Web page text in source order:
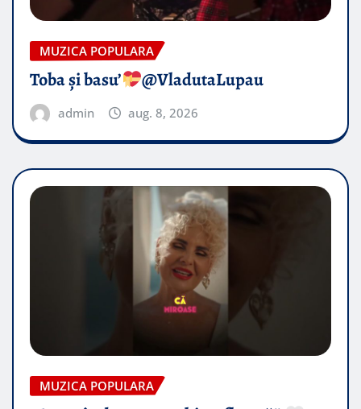
MUZICA POPULARA
Toba și basu’ @VladutaLupau
admin aug. 8, 2026
MUZICA POPULARA